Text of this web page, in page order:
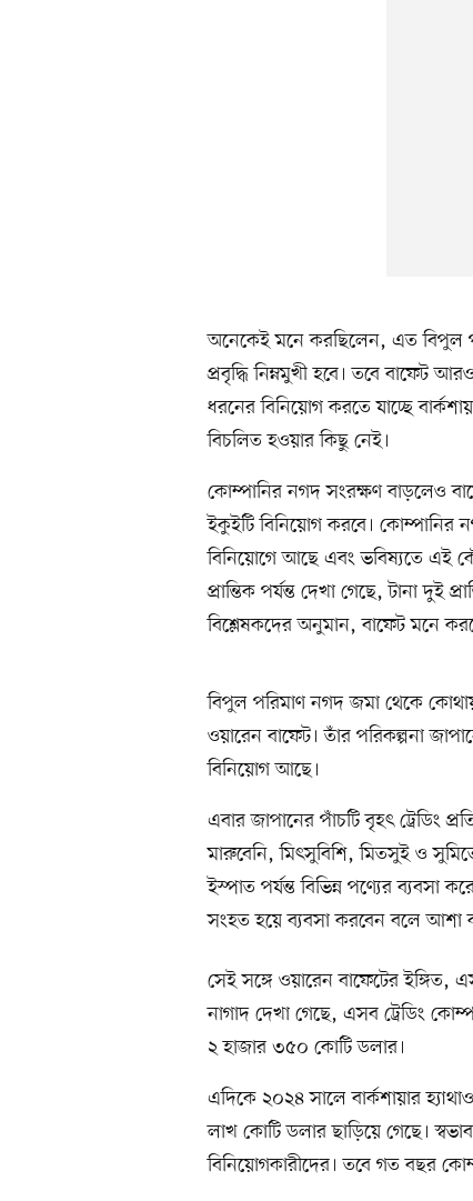
অনেকেই মনে করছিলেন, এত বিপুল
প্রবৃদ্ধি নিম্নমুখী হবে। তবে বাফেট
ধরনের বিনিয়োগ করতে যাচ্ছে
বিচলিত হওয়ার কিছু নেই।
কোম্পানির নগদ সংরক্ষণ বাড়লেও
ইকুইটি বিনিয়োগ করবে। কোম্পানির
বিনিয়োগে আছে এবং ভবিষ্যতে এই
প্রান্তিক পর্যন্ত দেখা গেছে, টানা দুই
বিশ্লেষকদের অনুমান, বাফেট মনে
বিপুল পরিমাণ নগদ জমা থেকে
ওয়ারেন বাফেট। তাঁর পরিকল্পনা
বিনিয়োগ আছে।
এবার জাপানের পাঁচটি বৃহৎ ট্রেডিং
মারুবেনি, মিৎসুবিশি, মিতসুই ও
ইস্পাত পর্যন্ত বিভিন্ন পণ্যের ব্যবসা
সংহত হয়ে ব্যবসা করবেন বলে আশা
সেই সঙ্গে ওয়ারেন বাফেটের
নাগাদ দেখা গেছে, এসব ট্রেডিং
২ হাজার ৩৫০ কোটি ডলার।
এদিকে ২০২৪ সালে বার্কশায়ার
লাখ কোটি ডলার ছাড়িয়ে গেছে।
বিনিয়োগকারীদের। তবে গত বছর